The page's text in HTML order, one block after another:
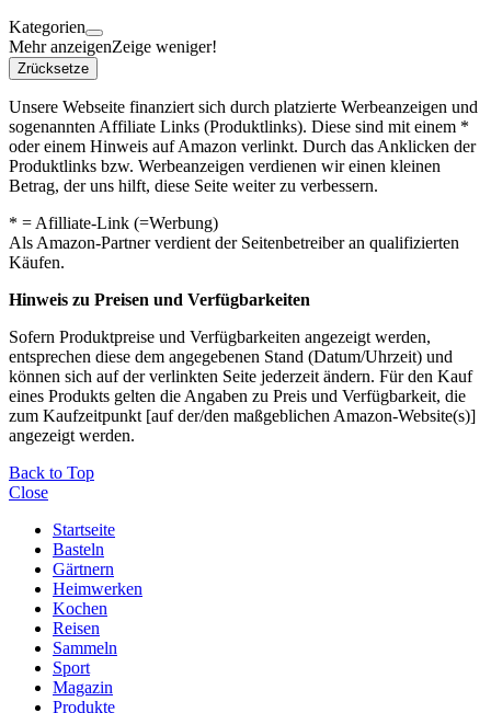
Kategorien
Mehr anzeigenZeige weniger!
Zrücksetze
Unsere Webseite finanziert sich durch platzierte Werbeanzeigen und
sogenannten Affiliate Links (Produktlinks). Diese sind mit einem *
oder einem Hinweis auf Amazon verlinkt. Durch das Anklicken der
Produktlinks bzw. Werbeanzeigen verdienen wir einen kleinen
Betrag, der uns hilft, diese Seite weiter zu verbessern.
* = Afilliate-Link (=Werbung)
Als Amazon-Partner verdient der Seitenbetreiber an qualifizierten
Käufen.
Hinweis zu Preisen und Verfügbarkeiten
Sofern Produktpreise und Verfügbarkeiten angezeigt werden,
entsprechen diese dem angegebenen Stand (Datum/Uhrzeit) und
können sich auf der verlinkten Seite jederzeit ändern. Für den Kauf
eines Produkts gelten die Angaben zu Preis und Verfügbarkeit, die
zum Kaufzeitpunkt [auf der/den maßgeblichen Amazon-Website(s)]
angezeigt werden.
Back to Top
Close
Startseite
Basteln
Gärtnern
Heimwerken
Kochen
Reisen
Sammeln
Sport
Magazin
Produkte